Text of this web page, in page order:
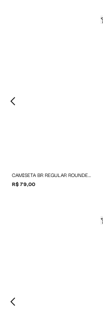
CAMISETA BR REGULAR ROUNDED LOGO
R$ 79,00